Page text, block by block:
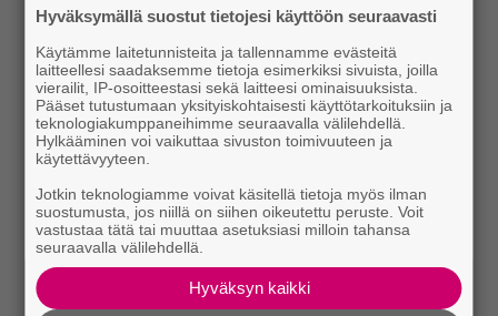
Hyväksymällä suostut tietojesi käyttöön seuraavasti
Käytämme laitetunnisteita ja tallennamme evästeitä
laitteellesi saadaksemme tietoja esimerkiksi sivuista, joilla
vierailit, IP-osoitteestasi sekä laitteesi ominaisuuksista.
Pääset tutustumaan yksityiskohtaisesti käyttötarkoituksiin ja
teknologiakumppaneihimme seuraavalla välilehdellä.
Hylkääminen voi vaikuttaa sivuston toimivuuteen ja
käytettävyyteen.
Jotkin teknologiamme voivat käsitellä tietoja myös ilman
suostumusta, jos niillä on siihen oikeutettu peruste. Voit
vastustaa tätä tai muuttaa asetuksiasi milloin tahansa
seuraavalla välilehdellä.
Hyväksyn kaikki